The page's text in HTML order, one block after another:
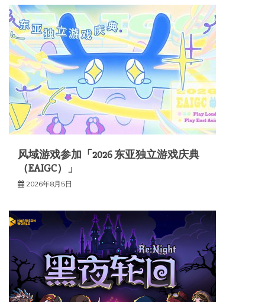
风域游戏参加「2026 东亚独立游戏庆典
（EAIGC）」
2026年8月5日